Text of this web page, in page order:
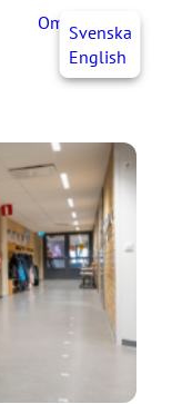
OmaJHLSvenska
English